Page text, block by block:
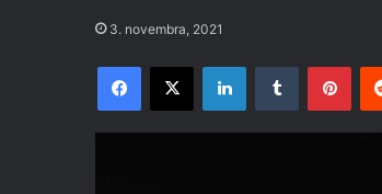
3. novembra, 2021
Facebook
X LinkedInTumblr